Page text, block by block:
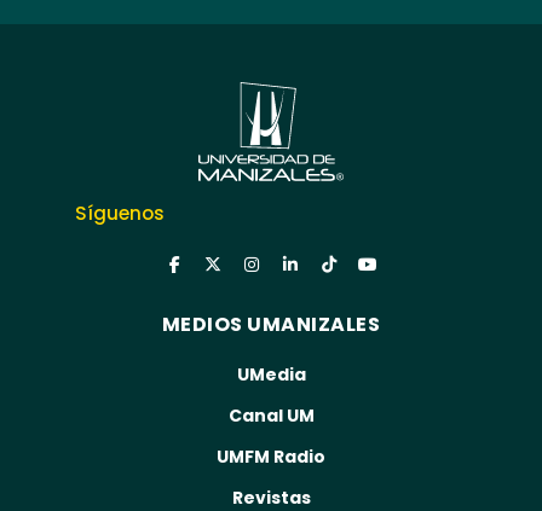
Síguenos
MEDIOS UMANIZALES
UMedia
Canal UM
UMFM Radio
Revistas